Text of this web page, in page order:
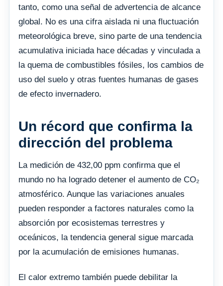
tanto, como una señal de advertencia de alcance
global. No es una cifra aislada ni una fluctuación
meteorológica breve, sino parte de una tendencia
acumulativa iniciada hace décadas y vinculada a
la quema de combustibles fósiles, los cambios de
uso del suelo y otras fuentes humanas de gases
de efecto invernadero.
Un récord que confirma la
dirección del problema
La medición de 432,00 ppm confirma que el
mundo no ha logrado detener el aumento de CO₂
atmosférico. Aunque las variaciones anuales
pueden responder a factores naturales como la
absorción por ecosistemas terrestres y
oceánicos, la tendencia general sigue marcada
por la acumulación de emisiones humanas.
El calor extremo también puede debilitar la